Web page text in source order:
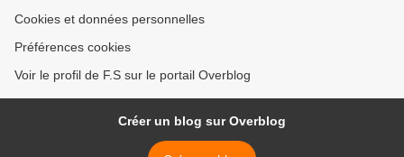
Cookies et données personnelles
Préférences cookies
Voir le profil de F.S sur le portail Overblog
Créer un blog sur Overblog